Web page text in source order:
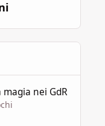
nei GdR